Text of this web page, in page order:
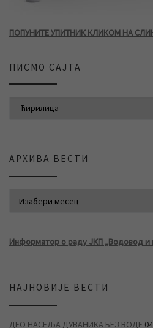
ПОПУНИТЕ УПИТНИК КЛИКОМ НА
ПИСМО САЈТА
АРХИВА ВЕСТИ
Информатор о раду ЈКП „Водовод и
НАЈНОВИЈЕ ВЕСТИ
ДЕО НАСЕЉА ДУВАНИКА БЕЗ ВОДЕ